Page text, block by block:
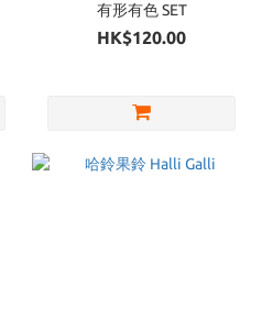
有形有色 SET
HK$120.00